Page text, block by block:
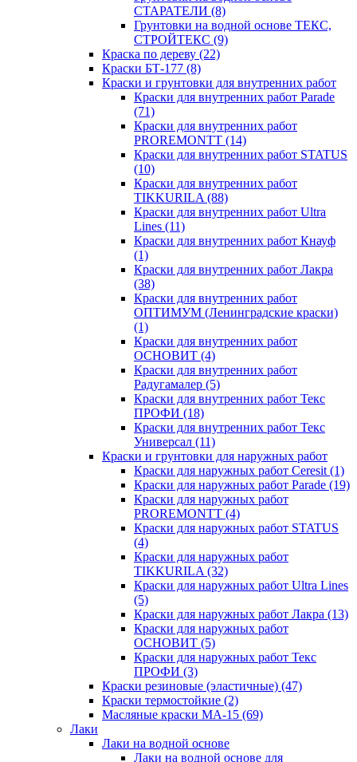
СТАРАТЕЛИ (8)
Грунтовки на водной основе ТЕКС,
СТРОЙТЕКС (9)
Краска по дереву (22)
Краски БТ-177 (8)
Краски и грунтовки для внутренних работ
Краски для внутренних работ Parade
(71)
Краски для внутренних работ
PROREMONTT (14)
Краски для внутренних работ STATUS
(10)
Краски для внутренних работ
TIKKURILA (88)
Краски для внутренних работ Ultra
Lines (11)
Краски для внутренних работ Кнауф
(1)
Краски для внутренних работ Лакра
(38)
Краски для внутренних работ
ОПТИМУМ (Ленинградские краски)
(1)
Краски для внутренних работ
ОСНОВИТ (4)
Краски для внутренних работ
Радугамалер (5)
Краски для внутренних работ Текс
ПРОФИ (18)
Краски для внутренних работ Текс
Универсал (11)
Краски и грунтовки для наружных работ
Краски для наружных работ Ceresit (1)
Краски для наружных работ Parade (19)
Краски для наружных работ
PROREMONTT (4)
Краски для наружных работ STATUS
(4)
Краски для наружных работ
TIKKURILA (32)
Краски для наружных работ Ultra Lines
(5)
Краски для наружных работ Лакра (13)
Краски для наружных работ
ОСНОВИТ (5)
Краски для наружных работ Текс
ПРОФИ (3)
Краски резиновые (эластичные) (47)
Краски термостойкие (2)
Масляные краски МА-15 (69)
Лаки
Лаки на водной основе
Лаки на водной основе для